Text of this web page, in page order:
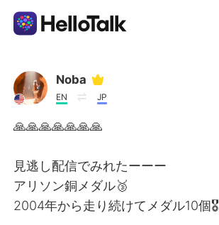
語言交換應用
English 简体中文
Noba
EN JP
🙏🙏🙏🙏🙏🙏🙏
見逃し配信でみれたーーー
アリソン銅メダル🥉
2004年から走り続けてメダル10個🎖